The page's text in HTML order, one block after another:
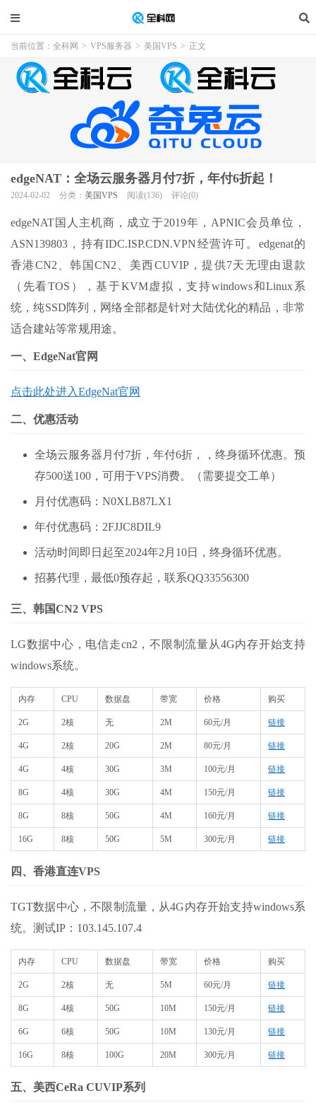
当前位置： 全科网 > VPS服务器 > 美国VPS > 正文
edgeNAT：全场云服务器月付7折，年付6折起！
2024-02-02 分类： 美国VPS 阅读(136) 评论(0)
edgeNAT国人主机商，成立于2019年，APNIC会员单位，
ASN139803，持有IDC.ISP.CDN.VPN经营许可。edgenat的
香港CN2、韩国CN2、美西CUVIP，提供7天无理由退款
（先看TOS），基于KVM虚拟，支持windows和Linux系
统，纯SSD阵列，网络全部都是针对大陆优化的精品，非常
适合建站等常规用途。
一、EdgeNat官网
点击此处进入EdgeNat官网
二、优惠活动
全场云服务器月付7折，年付6折，，终身循环优惠。预
存500送100，可用于VPS消费。（需要提交工单）
月付优惠码：N0XLB87LX1
年付优惠码：2FJJC8DIL9
活动时间即日起至2024年2月10日，终身循环优惠。
招募代理，最低0预存起，联系QQ33556300
三、韩国CN2 VPS
LG数据中心，电信走cn2，不限制流量从4G内存开始支持
windows系统。
内存 CPU 数据盘 带宽 价格 购买
2G 2核 无 2M 60元/月 链接
4G 2核 20G 2M 80元/月 链接
4G 4核 30G 3M 100元/月 链接
8G 4核 30G 4M 150元/月 链接
8G 8核 50G 4M 160元/月 链接
16G 8核 50G 5M 300元/月 链接
四、香港直连VPS
TGT数据中心，不限制流量，从4G内存开始支持windows系
统。测试IP：103.145.107.4
内存 CPU 数据盘 带宽 价格 购买
2G 2核 无 5M 60元/月 链接
8G 4核 50G 10M 150元/月 链接
6G 6核 50G 10M 130元/月 链接
16G 8核 100G 20M 300元/月 链接
五、美西CeRa CUVIP系列